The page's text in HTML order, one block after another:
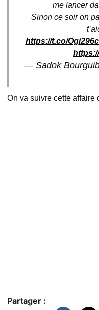
me lancer
Sinon ce soir on
https://t.co/
— Sadok
On va suivre cette affaire
Partager :